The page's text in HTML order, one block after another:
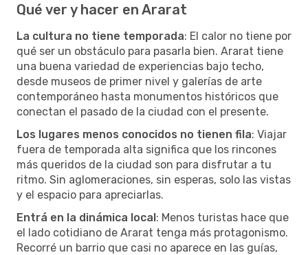
Qué ver y hacer en Ararat
La cultura no tiene temporada: El calor no tiene por
qué ser un obstáculo para pasarla bien. Ararat tiene
una buena variedad de experiencias bajo techo,
desde museos de primer nivel y galerías de arte
contemporáneo hasta monumentos históricos que
conectan el pasado de la ciudad con el presente.
Los lugares menos conocidos no tienen fila: Viajar
fuera de temporada alta significa que los rincones
más queridos de la ciudad son para disfrutar a tu
ritmo. Sin aglomeraciones, sin esperas, solo las vistas
y el espacio para apreciarlas.
Entrá en la dinámica local: Menos turistas hace que
el lado cotidiano de Ararat tenga más protagonismo.
Recorré un barrio que casi no aparece en las guías,